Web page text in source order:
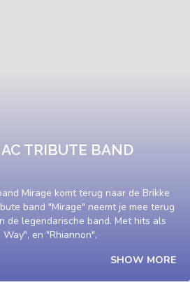
TRIBUTE BAND
Mirage komt terug naar de Brikke
band "Mirage" neemt je mee terug
de legendarische band. Met hits als
en "Rhiannon",
SHOW MORE